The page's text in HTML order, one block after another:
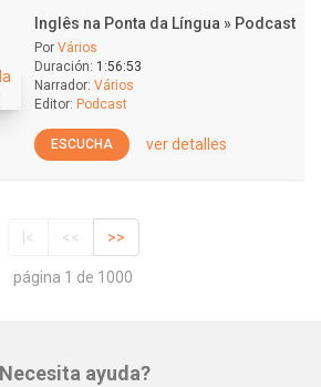
Inglês na Ponta da Língua » Podcast
Por Vários
Duración: 1:56:53
Narrador: Vários
Editor: Podcast
ESCUCHA ver detalles
|< << >>
página 1 de 1000
ayuda?